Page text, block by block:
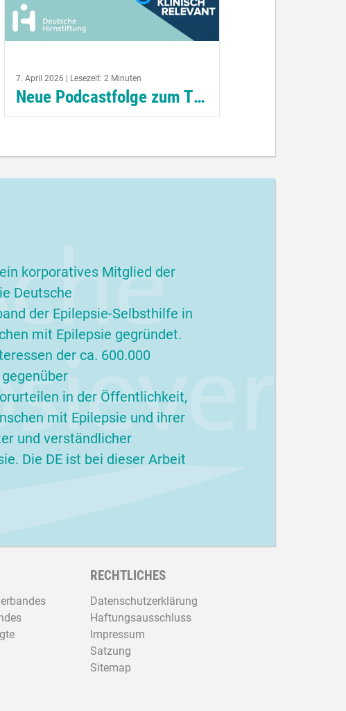
7. April 2026 | Lesezeit: 2 Minuten
Neue Podcastfolge zum Thema Epilepsie
Was bedeutet die Diagnose Epilepsie
Sicht? Welche Untersuchungen helfen
korporatives Mitglied der
Deutsche
der Epilepsie-Selbsthilfe in
mit Epilepsie gegründet.
der ca. 600.000
in der Öffentlichkeit,
mit Epilepsie und ihrer
und verständlicher
Die DE ist bei dieser Arbeit
RECHTLICHES
Datenschutzerklärung
Haftungsausschluss
Impressum
Satzung
Sitemap